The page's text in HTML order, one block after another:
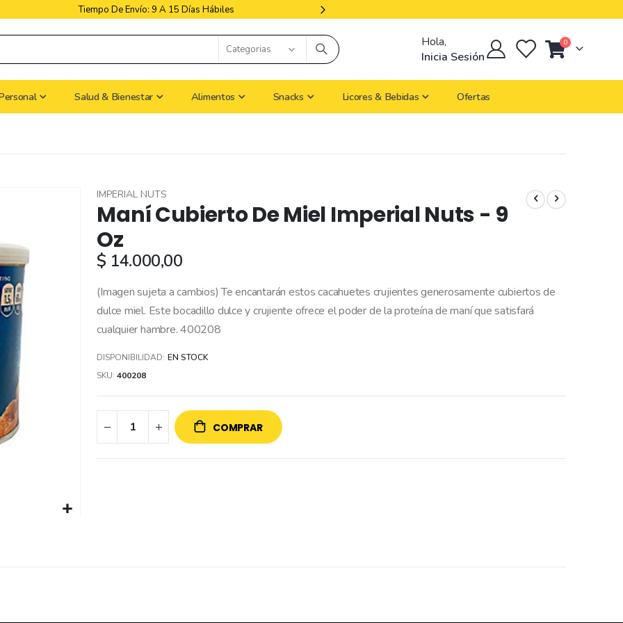
Libres De Iva
Hola,
Inicia Sesión
Cart
0artículos
Salud & Bienestar Alimentos Snacks Licores & Bebidas Ofertas
Maní Cubierto De Miel Imperial Nuts - 9
Oz
IMPERIAL NUTS
$ 14.000,00
(Imagen sujeta a cambios) Te encantarán estos cacahuetes crujientes generosamente cubiertos de
dulce miel. Este bocadillo dulce y crujiente ofrece el poder de la proteína de maní que satisfará
cualquier hambre. 400208
DISPONIBILIDAD: EN STOCK
SKU 400208
COMPRAR